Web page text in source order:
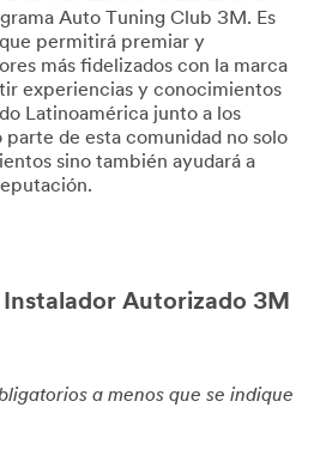
Auto Tuning Club 3M. Es
permitirá premiar y
más fidelizados con la marca
experiencias y conocimientos
Latinoamérica junto a los
de esta comunidad no solo
sino también ayudará a
Autorizado 3M
a menos que se indique